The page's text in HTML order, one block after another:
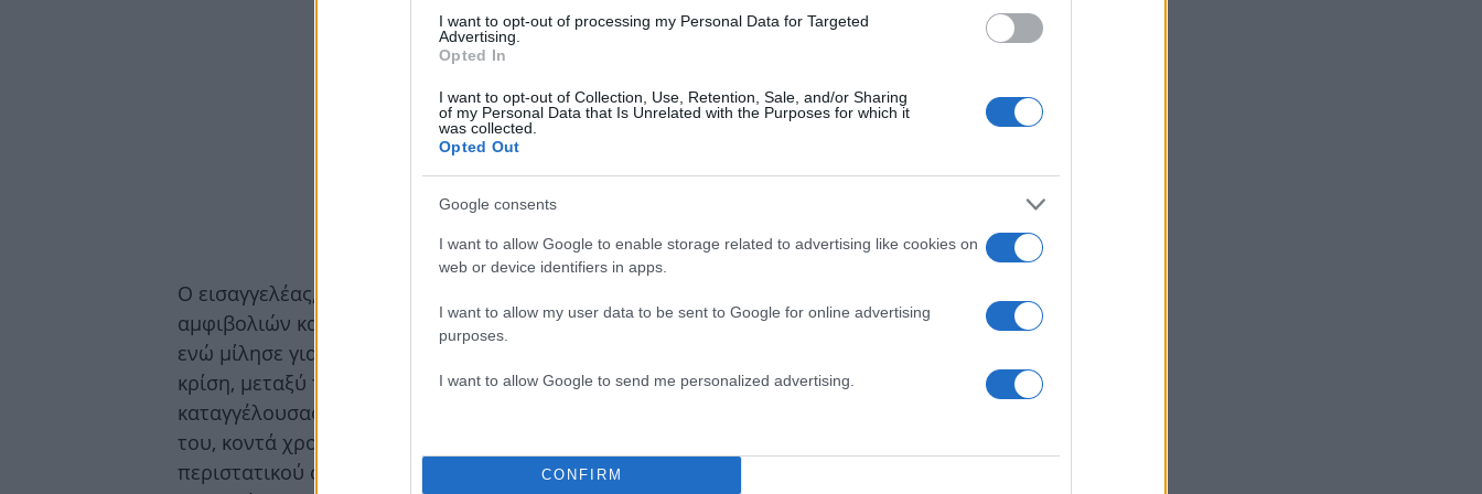
I want to opt-out of processing my Personal Data for Targeted
Advertising.
Opted In
I want to opt-out of Collection, Use, Retention, Sale, and/or Sharing
of my Personal Data that Is Unrelated with the Purposes for which it
was collected.
Opted Out
Google consents
I want to allow Google to enable storage related to advertising like cookies on
web or device identifiers in apps.
I want to allow my user data to be sent to Google for online advertising
purposes.
I want to allow Google to send me personalized advertising.
CONFIRM
Ο εισαγγελέας, μεταξύ άλλων, αναφέρθηκε σε πληθώρα
αμφιβολιών και ασαφειών στην κατάθεση της καταγγέλλουσας,
ενώ μίλησε για προϋπάρχουσα ερωτική σχέση, κατά την δική του
κρίση, μεταξύ του Πέτρου Φιλιππίδη και της πρώτης
καταγγέλουσας η οποία διαλύθηκε σύμφωνα με τα συμπεράσματα
του, κοντά χρονικά με την ημέρα του καταγγελλόμενου
περιστατικού στο καμαρίνι του ηθοποιού το 2010 στο θέατρο